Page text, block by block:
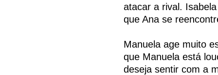
atacar a rival.
que Ana se
Manuela age muito
que Manuela está
deseja sentir com a